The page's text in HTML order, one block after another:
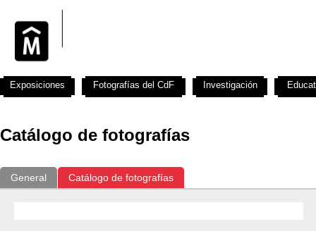
Catálogo de fotografías
General Catálogo de fotografías
Exposiciones Fotografías del CdF Investigación